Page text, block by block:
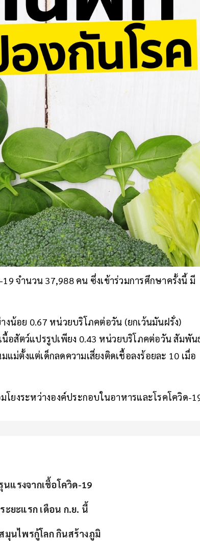
จำนวน 37,988 คน ซึ่งเข้าร่วมการศึกษาครั้งนี้ มี
น้อย 0.67 หน่วยบริโภคต่อวัน (ยกเว้นมันฝรั่ง)
อสัตว์แปรรูปเพียง 0.43 หน่วยบริโภคต่อวัน สัมพัน
ม่ตั้งแต่เด็กลดความเสี่ยงติดเชื้อลงร้อยละ 10 เมื่อ
ยงระหว่างองค์ประกอบในอาหารและโรคโควิด-
แรงจากเชื้อโควิด-19
ยะแรก เดือน ก.ย. นี้
มุนไพรกู้โลก กินสร้างภูมิ